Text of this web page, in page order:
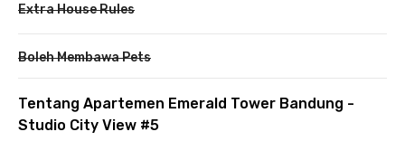
Extra House Rules
Boleh Membawa Pets
Tentang Apartemen Emerald Tower Bandung -
Studio City View #5